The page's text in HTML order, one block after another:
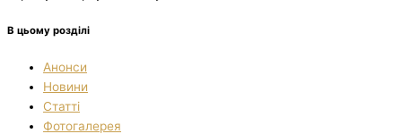
В цьому розділі
Анонси
Новини
Статті
Фотогалерея